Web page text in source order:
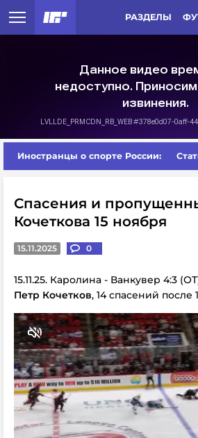
РАЗДЕЛЫ
Иностранцы о спорте России:
Спасения и
Кочеткова 15 ноября
15.11.2025 0
15.11.25. Каролина - Ванкувер 4:3
Петр Кочетков, 14 спасений после